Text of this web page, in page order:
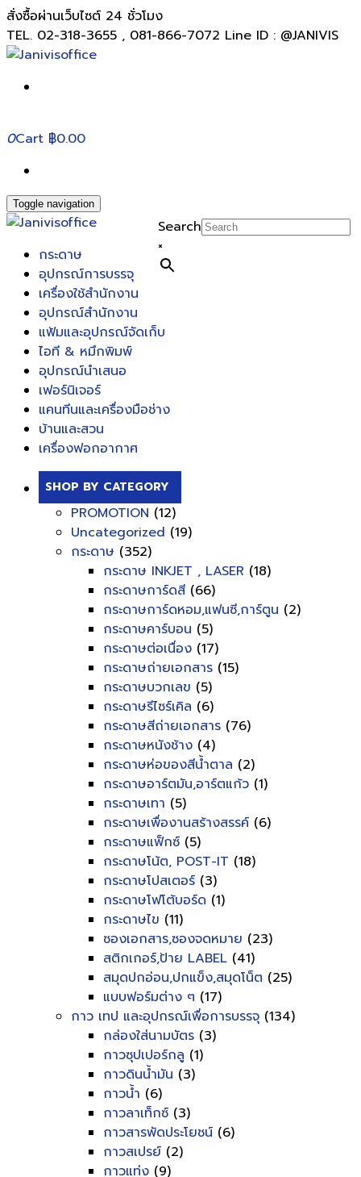
สั่งซื้อผ่านเว็บไซต์ 24 ชั่วโมง
TEL. 02-318-3655 , 081-866-7072 Line ID : @JANIVIS
0Cart ฿0.00
Toggle navigation
Search
×
กระดาษ
อุปกรณ์การบรรจุ
เครื่องใช้สำนักงาน
อุปกรณ์สำนักงาน
แฟ้มและอุปกรณ์จัดเก็บ
ไอที & หมึกพิมพ์
อุปกรณ์นำเสนอ
เฟอร์นิเจอร์
แคนทีนและเครื่องมือช่าง
บ้านและสวน
เครื่องฟอกอากาศ
SHOP BY CATEGORY
PROMOTION (12)
Uncategorized (19)
กระดาษ (352)
กระดาษ INKJET , LASER (18)
กระดาษการ์ดสี (66)
กระดาษการ์ดหอม,แฟนซี,การ์ตูน (2)
กระดาษคาร์บอน (5)
กระดาษต่อเนื่อง (17)
กระดาษถ่ายเอกสาร (15)
กระดาษบวกเลข (5)
กระดาษรีไซร์เคิล (6)
กระดาษสีถ่ายเอกสาร (76)
กระดาษหนังช้าง (4)
กระดาษห่อของสีน้ำตาล (2)
กระดาษอาร์ตมัน,อาร์ตแก้ว (1)
กระดาษเทา (5)
กระดาษเพื่องานสร้างสรรค์ (6)
กระดาษแฟ็กซ์ (5)
กระดาษโน้ต, POST-IT (18)
กระดาษโปสเตอร์ (3)
กระดาษโฟโต้บอร์ด (1)
กระดาษไข (11)
ซองเอกสาร,ซองจดหมาย (23)
สติกเกอร์,ป้าย LABEL (41)
สมุดปกอ่อน,ปกแข็ง,สมุดโน็ต (25)
แบบฟอร์มต่าง ๆ (17)
กาว เทป และอุปกรณ์เพื่อการบรรจุ (134)
กล่องใส่นามบัตร (3)
กาวซุปเปอร์กลู (1)
กาวดินน้ำมัน (3)
กาวน้ำ (6)
กาวลาเท็กซ์ (3)
กาวสารพัดประโยชน์ (6)
กาวสเปรย์ (2)
กาวแท่ง (9)